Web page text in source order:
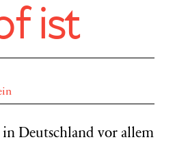
ist
Deutschland vor allem